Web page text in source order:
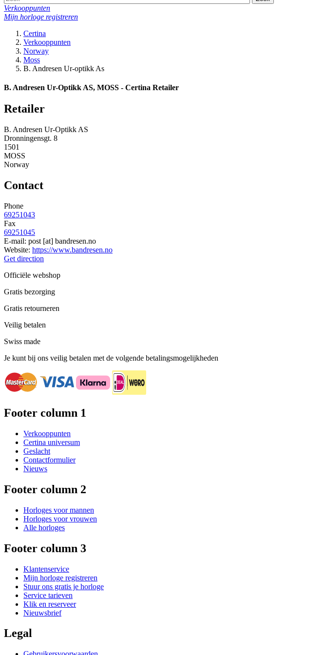
Verkooppunten
Mijn horloge registreren
Certina
Verkooppunten
Norway
Moss
B. Andresen Ur-optikk As
B. Andresen Ur-Optikk AS, MOSS - Certina Retailer
Retailer
B. Andresen Ur-Optikk AS
Dronningensgt. 8
1501
MOSS
Norway
Contact
Phone
69251043
Fax
69251045
E-mail: post [at] bandresen.no
Website: https://www.bandresen.no
Get direction
Officiële webshop
Gratis bezorging
Gratis retourneren
Veilig betalen
Swiss made
Je kunt bij ons veilig betalen met de volgende betalingsmogelijkheden
Footer column 1
Verkooppunten
Certina universum
Geslacht
Contactformulier
Nieuws
Footer column 2
Horloges voor mannen
Horloges voor vrouwen
Alle horloges
Footer column 3
Klantenservice
Mijn horloge registreren
Stuur ons gratis je horloge
Service tarieven
Klik en reserveer
Nieuwsbrief
Legal